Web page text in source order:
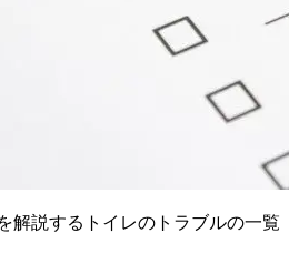
解説するトイレのトラブルの一覧